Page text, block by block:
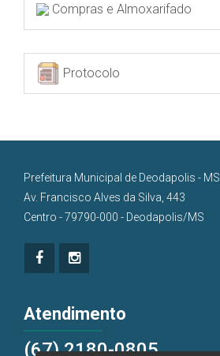
Compras e Almoxarifado
Protocolo
Prefeitura Municipal de Deodapolis - MS
Av. Francisco Alves da Silva, 443
Centro - 79790-000 - Deodapolis/MS
Atendimento
(67) 2180-0805